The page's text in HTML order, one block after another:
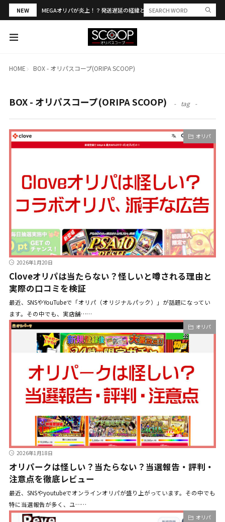
NEW MEGAオリパが炎上！？発送遅延の経緯と評判・当選報告を解説
HOME BOX - オリパスコープ(ORIPA SCOOP)
BOX - オリパスコープ(ORIPA SCOOP) tag
オリパ
2026年1月20日
Cloveオリパは当たらない？怪しいと噂される理由と
実際の口コミを検証
最近、SNSやYouTubeで「オリパ（オリジナルパック）」が話題になってい
ます。その中でも、実店舗……
オリパ
2026年1月18日
オリパークは怪しい？当たらない？当選報告・評判・
注意点を徹底レビュー
最近、SNSやyoutubeでオンラインオリパが盛り上がっています。その中でも
特に当選報告が多く、ユ……
オリパ